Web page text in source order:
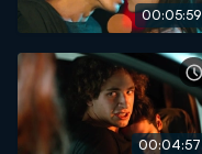
00:05:59
00:04:57